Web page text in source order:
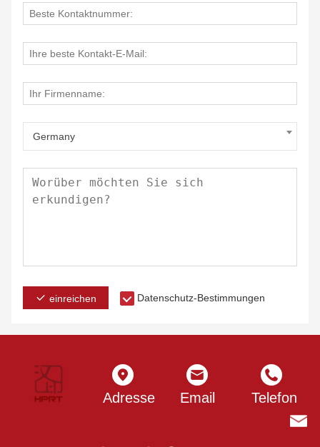
Germany
einreichen Datenschutz-Bestimmungen
Adresse Email Telefon